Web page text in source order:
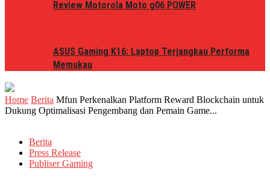
Review Motorola Moto g06 POWER
ASUS Gaming K16: Laptop Terjangkau Performa
Memukau
Home Berita Mfun Perkenalkan Platform Reward Blockchain untuk
Dukung Optimalisasi Pengembang dan Pemain Game...
Berita
Press Release
Publiser Gaming